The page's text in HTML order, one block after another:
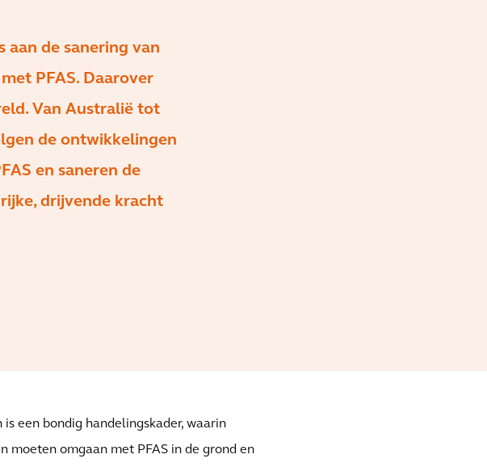
aan de sanering van
PFAS. Daarover
Van Australië tot
de ontwikkelingen
en saneren de
drijvende kracht
een bondig handelingskader, waarin
moeten omgaan met PFAS in de grond en